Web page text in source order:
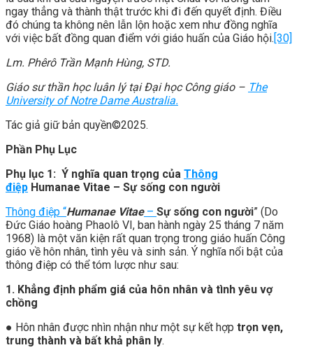
ngay thẳng và thành thật trước khi đi đến quyết định. Điều
đó chúng ta không nên lẫn lộn hoặc xem như đồng nghĩa
với việc bất đồng quan điểm với giáo huấn của Giáo hội. [30]
Lm. Phêrô Trần Mạnh Hùng, STD.
Giáo sư thần học luân lý tại Đại học Công giáo – The
University of Notre Dame Australia.
Tác giả giữ bản quyền©2025.
Phần Phụ Lục
Phụ lục 1 : Ý nghĩa quan trọng của Thông
điệp Humanae Vitae – Sự sống con người
Thông điệp “Humanae Vitae– Sự sống con người” (Do
Đức Giáo hoàng Phaolô VI, ban hành ngày 25 tháng 7 năm
1968) là một văn kiện rất quan trọng trong giáo huấn Công
giáo về hôn nhân, tình yêu và sinh sản. Ý nghĩa nổi bật của
thông điệp có thể tóm lược như sau:
1. Khẳng định phẩm giá của hôn nhân và tình yêu vợ
chồng
● Hôn nhân được nhìn nhận như một sự kết hợp trọn vẹn,
trung thành và bất khả phân ly.